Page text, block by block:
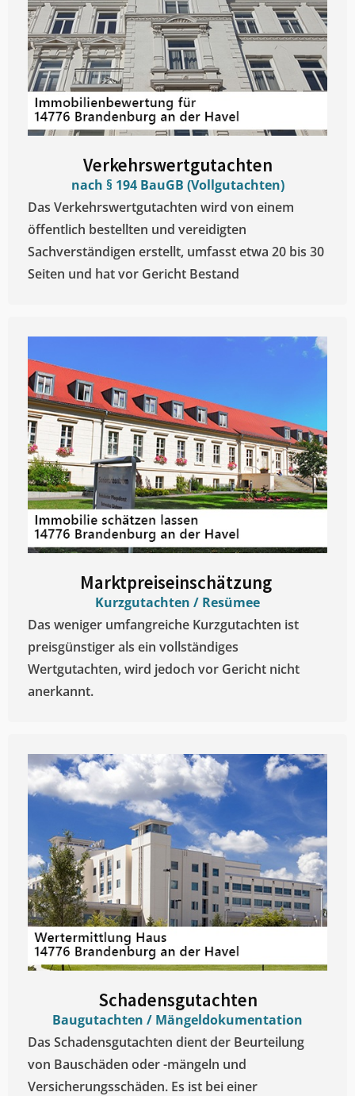
Verkehrswertgutachten
nach § 194 BauGB (Vollgutachten)
Das Verkehrswertgutachten wird von einem
öffentlich bestellten und vereidigten
Sachverständigen erstellt, umfasst etwa 20 bis 30
Seiten und hat vor Gericht Bestand
Marktpreiseinschätzung ​
Kurzgutachten / Resümee
Das weniger umfangreiche Kurzgutachten ist
preisgünstiger als ein vollständiges
Wertgutachten, wird jedoch vor Gericht nicht
anerkannt.
Schadensgutachten
Baugutachten / Mängeldokumentation
Das Schadensgutachten dient der Beurteilung
von Bauschäden oder -mängeln und
Versicherungsschäden. Es ist bei einer